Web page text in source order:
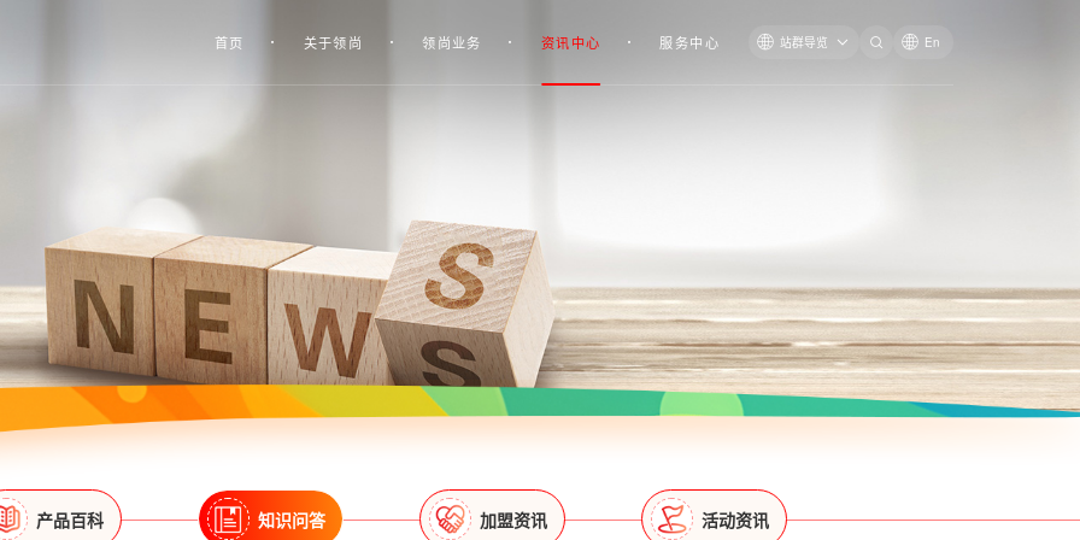
首页 关于领尚 领尚业务 资讯中心 服务中心 站群导览 En
产品百科 知识问答 加盟资讯 活动资讯